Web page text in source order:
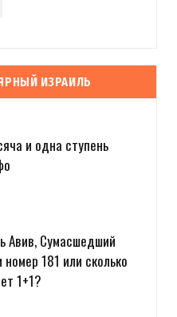
ИЗРАИЛЬ
и одна ступень
Авив, Сумасшедший
номер 181 или сколько
1+1?